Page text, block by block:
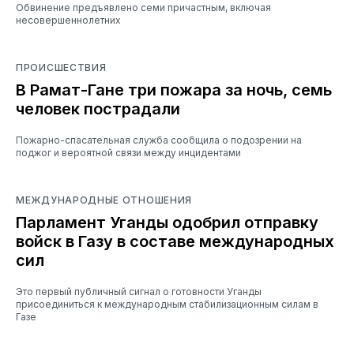
Обвинение предъявлено семи причастным, включая
несовершеннолетних
ПРОИСШЕСТВИЯ
В Рамат-Гане три пожара за ночь, семь
человек пострадали
Пожарно-спасательная служба сообщила о подозрении на
поджог и вероятной связи между инцидентами
МЕЖДУНАРОДНЫЕ ОТНОШЕНИЯ
Парламент Уганды одобрил отправку
войск в Газу в составе международных
сил
Это первый публичный сигнал о готовности Уганды
присоединиться к международным стабилизационным силам в
Газе